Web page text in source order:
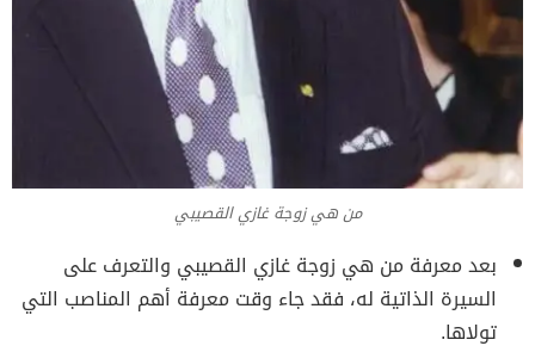
من هي زوجة غازي القصيبي
بعد معرفة من هي زوجة غازي القصيبي والتعرف على
السيرة الذاتية له، فقد جاء وقت معرفة أهم المناصب التي
تولاها.